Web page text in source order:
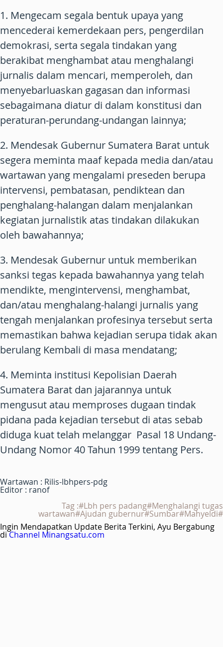
1. Mengecam segala bentuk upaya yang
mencederai kemerdekaan pers, pengerdilan
demokrasi, serta segala tindakan yang
berakibat menghambat atau menghalangi
jurnalis dalam mencari, memperoleh, dan
menyebarluaskan gagasan dan informasi
sebagaimana diatur di dalam konstitusi dan
peraturan-perundang-undangan lainnya;
2. Mendesak Gubernur Sumatera Barat untuk
segera meminta maaf kepada media dan/atau
wartawan yang mengalami preseden berupa
intervensi, pembatasan, pendiktean dan
penghalang-halangan dalam menjalankan
kegiatan jurnalistik atas tindakan dilakukan
oleh bawahannya;
3. Mendesak Gubernur untuk memberikan
sanksi tegas kepada bawahannya yang telah
mendikte, mengintervensi, menghambat,
dan/atau menghalang-halangi jurnalis yang
tengah menjalankan profesinya tersebut serta
memastikan bahwa kejadian serupa tidak akan
berulang Kembali di masa mendatang;
4. Meminta institusi Kepolisian Daerah
Sumatera Barat dan jajarannya untuk
mengusut atau memproses dugaan tindak
pidana pada kejadian tersebut di atas sebab
diduga kuat telah melanggar Pasal 18 Undang-
Undang Nomor 40 Tahun 1999 tentang Pers.
Wartawan : Rilis-lbhpers-pdg
Editor : ranof
Tag :#Lbh pers padang#Menghalangi tugas
wartawan#Ajudan gubernur#Sumbar#Mahyeldi#
Ingin Mendapatkan Update Berita Terkini, Ayu Bergabung
diChannel Minangsatu.com